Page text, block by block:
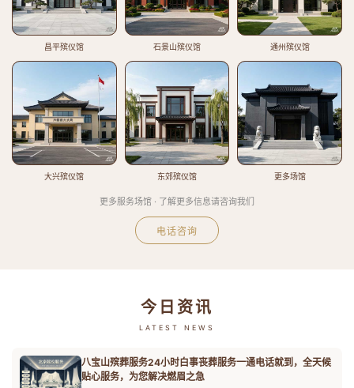
昌平殡仪馆 石景山殡仪馆 通州殡仪馆
大兴殡仪馆 东郊殡仪馆 更多场馆
更多服务场馆 · 了解更多信息请咨询我们
电话咨询
今日资讯
LATEST NEWS
八宝山殡葬服务24小时白事丧葬服务一通电话就到，全天候
贴心服务，为您解决燃眉之急